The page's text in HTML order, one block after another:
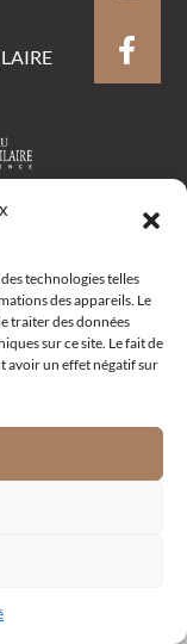
technologies telles
des appareils. Le
traiter des données
sur ce site. Le fait de
avoir un effet négatif sur
68
| Politique de